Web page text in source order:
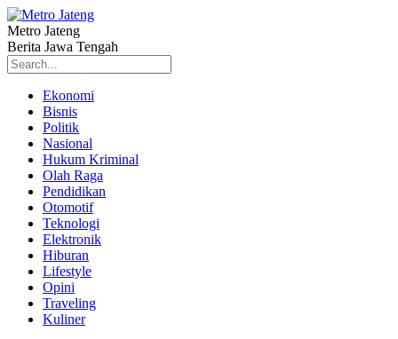
Metro Jateng
Berita Jawa Tengah
Ekonomi
Bisnis
Politik
Nasional
Hukum Kriminal
Olah Raga
Pendidikan
Otomotif
Teknologi
Elektronik
Hiburan
Lifestyle
Opini
Traveling
Kuliner